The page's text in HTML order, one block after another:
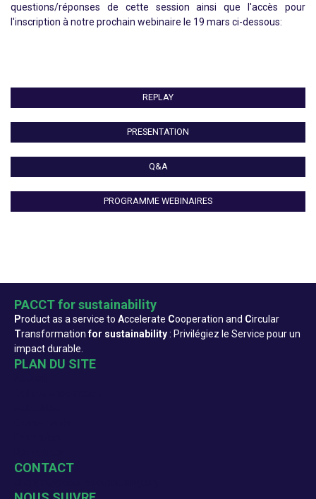
questions/réponses de cette session ainsi que l'accès pour
l'inscription à notre prochain webinaire le 19 mars ci-dessous:
REPLAY
PRESENTATION
Q&A
PROGRAMME WEBINAIRES
PACCT for sustainability
Product as a service to Accelerate Cooperation and Circular
Transformationfor sustainability: Privilégiez le Service pour un
impact durable.
PLAN DU SITE
CONTACT